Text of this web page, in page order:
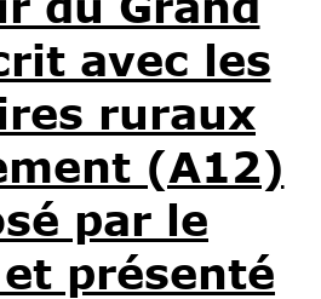
avec les
ruraux
(A12)
par le
présenté